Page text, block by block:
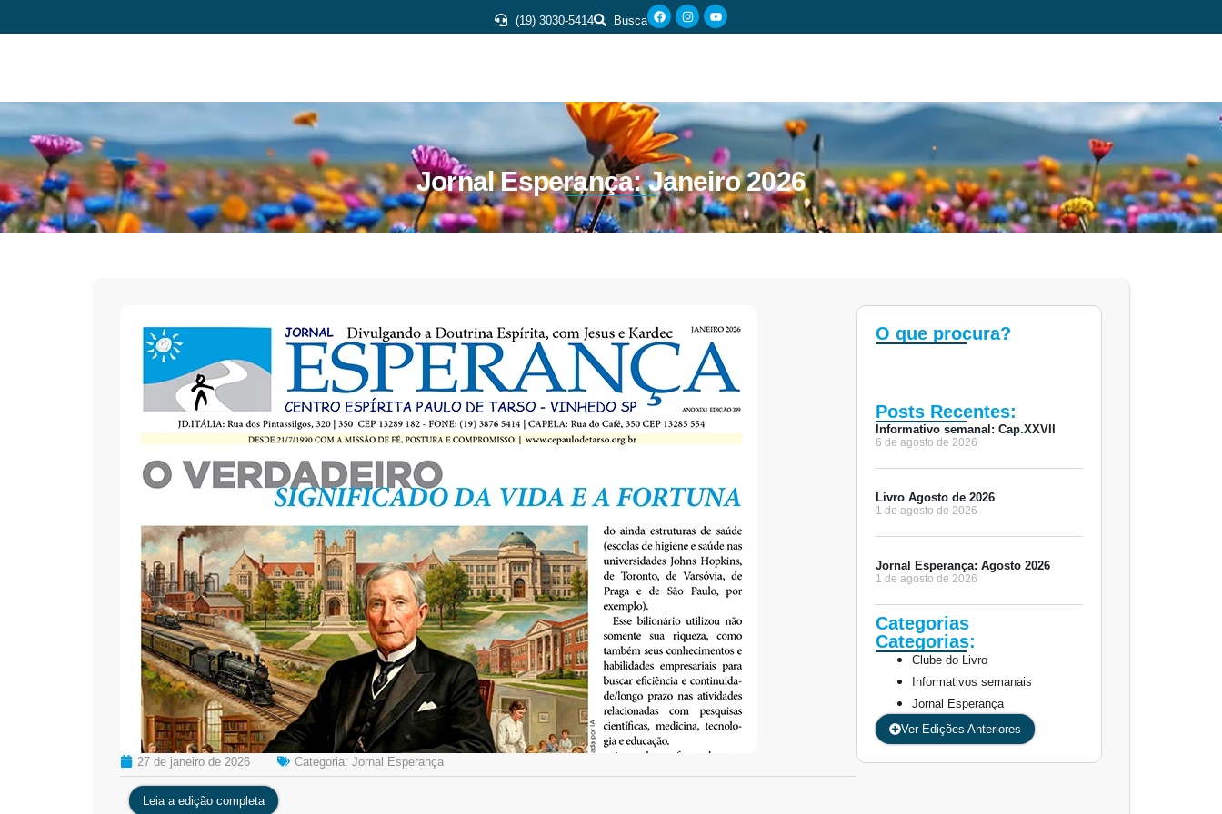
(19) 3030-5414 Busca
Jornal Esperança: Janeiro 2026
27 de janeiro de 2026 Categoria: Jornal Esperança
Leia a edição completa
O que procura?
Posts Recentes:
Informativo semanal: Cap.XXVII
6 de agosto de 2026
Livro Agosto de 2026
1 de agosto de 2026
Jornal Esperança: Agosto 2026
1 de agosto de 2026
Categorias:
Categorias
Clube do Livro
Informativos semanais
Jornal Esperança
Ver Edições Anteriores